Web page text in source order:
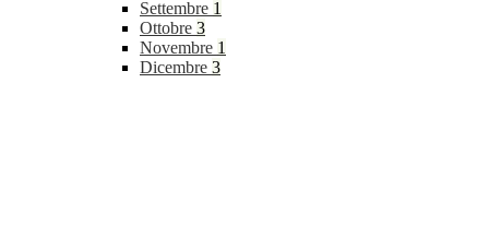
Settembre 1
Ottobre 3
Novembre 1
Dicembre 3